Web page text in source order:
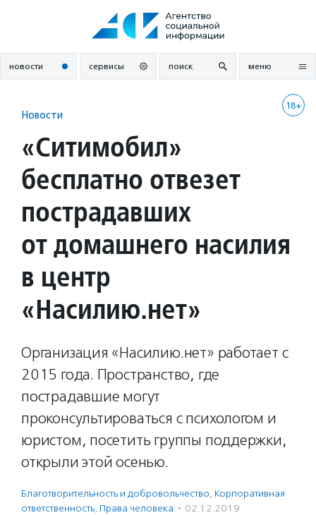
новости сервисы поиск меню
18+
Новости
«Ситимобил»
бесплатно отвезет
пострадавших
от домашнего насилия
в центр
«Насилию.нет»
Организация «Насилию.нет» работает с
2015 года. Пространство, где
пострадавшие могут
проконсультироваться с психологом и
юристом, посетить группы поддержки,
открыли этой осенью.
Благотвори­тель­ность и доброволь­чест­во, Корпоративная
ответственность, Права человека · 02.12.2019